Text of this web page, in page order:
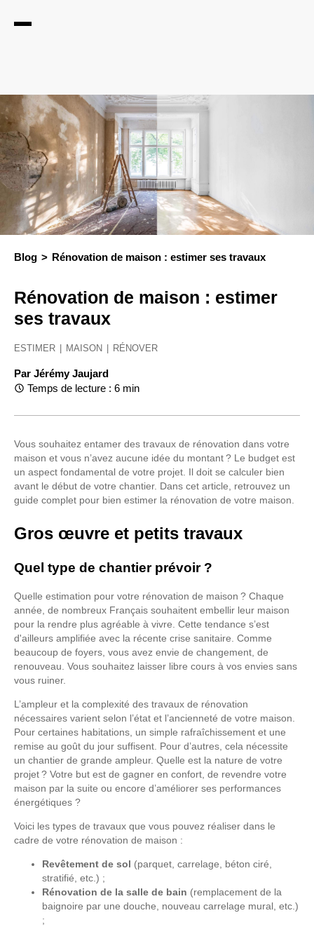
Blog Rénovation de maison : estimer ses travaux
Rénovation de maison : estimer
ses travaux
ESTIMER MAISON RÉNOVER
Par Jérémy Jaujard
Temps de lecture : 6 min
Vous souhaitez entamer des travaux de rénovation dans votre
maison et vous n’avez aucune idée du montant ? Le budget est
un aspect fondamental de votre projet. Il doit se calculer bien
avant le début de votre chantier. Dans cet article, retrouvez un
guide complet pour bien estimer la rénovation de votre maison.
Gros œuvre et petits travaux
Quel type de chantier prévoir ?
Quelle estimation pour votre rénovation de maison ? Chaque
année, de nombreux Français souhaitent embellir leur maison
pour la rendre plus agréable à vivre. Cette tendance s’est
d'ailleurs amplifiée avec la récente crise sanitaire. Comme
beaucoup de foyers, vous avez envie de changement, de
renouveau. Vous souhaitez laisser libre cours à vos envies sans
vous ruiner.
L’ampleur et la complexité des travaux de rénovation
nécessaires varient selon l’état et l’ancienneté de votre maison.
Pour certaines habitations, un simple rafraîchissement et une
remise au goût du jour suffisent. Pour d’autres, cela nécessite
un chantier de grande ampleur. Quelle est la nature de votre
projet ? Votre but est de gagner en confort, de revendre votre
maison par la suite ou encore d’améliorer ses performances
énergétiques ?
Voici les types de travaux que vous pouvez réaliser dans le
cadre de votre rénovation de maison :
Revêtement de sol (parquet, carrelage, béton ciré,
stratifié, etc.) ;
Rénovation de la salle de bain (remplacement de la
baignoire par une douche, nouveau carrelage mural, etc.)
;